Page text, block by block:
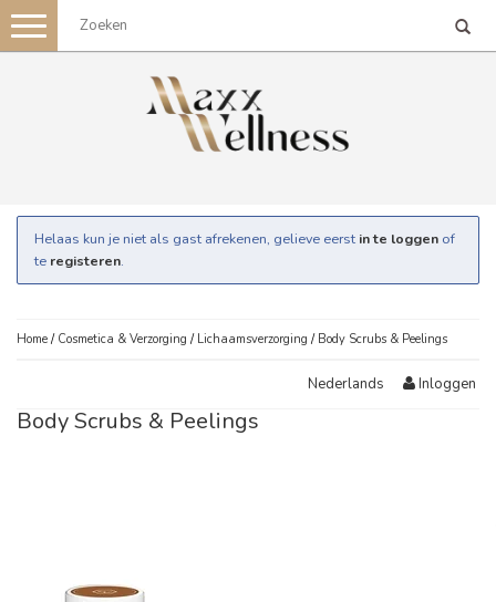
Toggle
navigation
Helaas kun je niet als gast afrekenen, gelieve eerst in te loggen of
te registeren.
Home / Cosmetica & Verzorging / Lichaamsverzorging / Body Scrubs & Peelings
Nederlands Inloggen
Body Scrubs & Peelings